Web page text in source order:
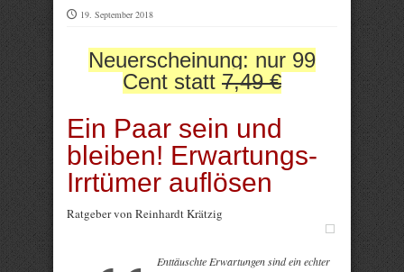
19. September 2018
Neuerscheinung: nur 99
Cent statt 7,49 €
Ein Paar sein und
bleiben! Erwartungs-
Irrtümer auflösen
Ratgeber von Reinhardt Krätzig
Enttäuschte Erwartungen sind ein echter